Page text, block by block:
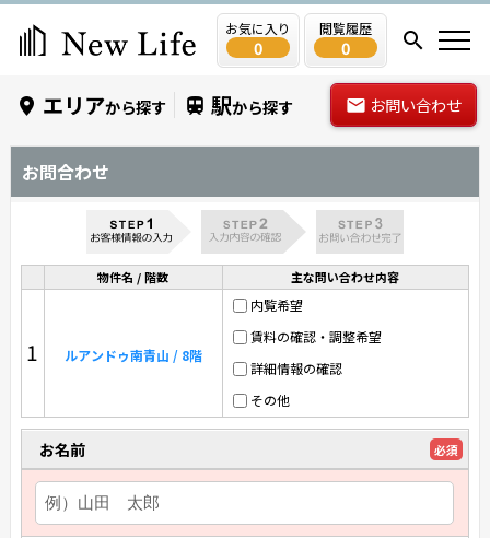
お気に入り
0
閲覧履歴
0
エリアから探す 駅から探す お問い合わせ
お問合わせ
物件名 / 階数 主な問い合わせ内容
1 ルアンドゥ南青山 / 8階
内覧希望
賃料の確認・調整希望
詳細情報の確認
その他
お名前 必須